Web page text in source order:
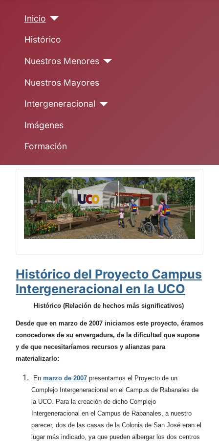
Inicio
Histórico
Nuestros Menores
Nuestros Mayores
Intergeneracional
Imágenes
Formación
Histórico del Proyecto Campus
Intergeneracional en la UCO
Histórico (Relación de hechos más significativos)
Desde que en marzo de 2007 iniciamos este proyecto, éramos
conocedores de su envergadura, de la dificultad que supone
y de que necesitaríamos recursos y alianzas para
materializarlo:
En marzo de 2007 presentamos el Proyecto de un
Complejo Intergeneracional en el Campus de Rabanales de
la UCO. Para la creación de dicho Complejo
Intergeneracional en el Campus de Rabanales, a nuestro
parecer, dos de las casas de la Colonia de San José eran el
lugar más indicado, ya que pueden albergar los dos centros